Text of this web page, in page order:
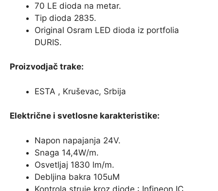
70 LE dioda na metar.
Tip dioda 2835.
Original Osram LED dioda iz portfolia
DURIS.
Proizvodjač trake:
ESTA , Kruševac, Srbija
Električne i svetlosne karakteristike:
Napon napajanja 24V.
Snaga 14,4W/m.
Osvetljaj 1830 lm/m.
Debljina bakra 105uM
Kontrola struje kroz diode : Infineon IC